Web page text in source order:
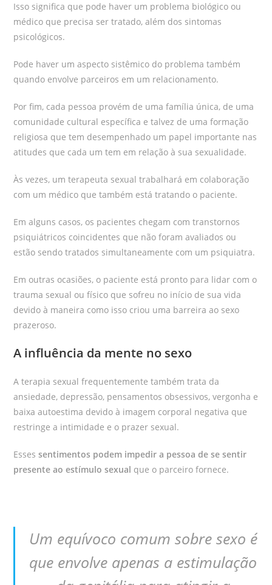
Isso significa que pode haver um problema biológico ou
médico que precisa ser tratado, além dos sintomas
psicológicos.
Pode haver um aspecto sistêmico do problema também
quando envolve parceiros em um relacionamento.
Por fim, cada pessoa provém de uma família única, de uma
comunidade cultural específica e talvez de uma formação
religiosa que tem desempenhado um papel importante nas
atitudes que cada um tem em relação à sua sexualidade.
Às vezes, um terapeuta sexual trabalhará em colaboração
com um médico que também está tratando o paciente.
Em alguns casos, os pacientes chegam com transtornos
psiquiátricos coincidentes que não foram avaliados ou
estão sendo tratados simultaneamente com um psiquiatra.
Em outras ocasiões, o paciente está pronto para lidar com o
trauma sexual ou físico que sofreu no início de sua vida
devido à maneira como isso criou uma barreira ao sexo
prazeroso.
A influência da mente no sexo
A terapia sexual frequentemente também trata da
ansiedade, depressão, pensamentos obsessivos, vergonha e
baixa autoestima devido à imagem corporal negativa que
restringe a intimidade e o prazer sexual.
Essessentimentos podem impedir a pessoa de se sentir
presente ao estímulo sexual que o parceiro fornece.
Um equívoco comum sobre sexo é
que envolve apenas a estimulação